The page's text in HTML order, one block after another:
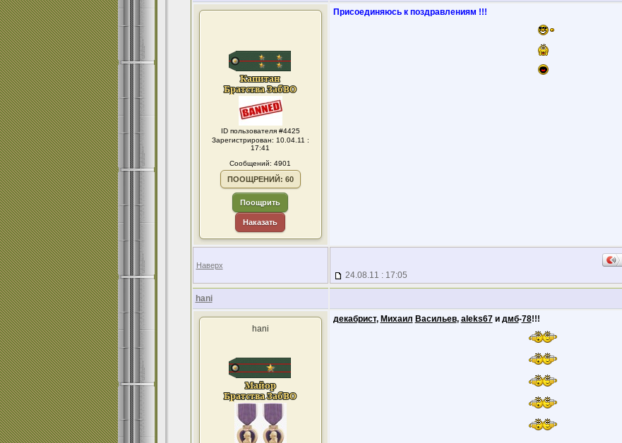
ID пользователя #4425
Зарегистрирован: 10.04.11 :
17:41
Сообщений: 4901
ПООЩРЕНИЙ: 60
Поощрить
Наказать
Присоединяюсь к поздравлениям !!!
Наверх
24.08.11 : 17:05
hani
hani
декабрист, Михаил Васильев, aleks67и дмб-78!!!